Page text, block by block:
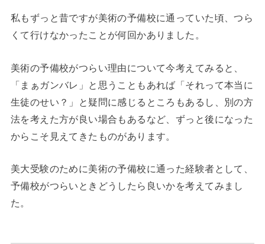
私もずっと昔ですが美術の予備校に通っていた頃、つら
くて行けなかったことが何回かありました。
美術の予備校がつらい理由について今考えてみると、
「まぁガンバレ」と思うこともあれば「それって本当に
生徒のせい？」と疑問に感じるところもあるし、別の方
法を考えた方が良い場合もあるなど、ずっと後になった
からこそ見えてきたものがあります。
美大受験のために美術の予備校に通った経験者として、
予備校がつらいときどうしたら良いかを考えてみまし
た。